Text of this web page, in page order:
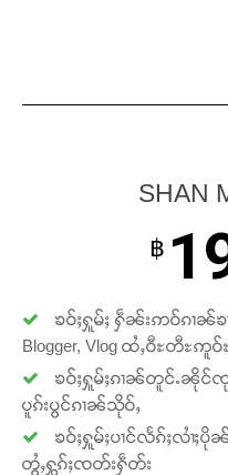
SHAN
฿
ၶဝ်ႈႁူမ်ႈ ႁဵၼ်းဢဝ်ၵၢၼ်ၶၢ
Blogger, Vlog ထႆႇဝီႊတီႊ
ၶဝ်ႈႁူမ်ႈၵၢၼ်တူင်ႉၼိုင်ၸု
ပူၵ်းပွင်ၵၢၼ်သိုဝ်ႇ
ၶဝ်ႈႁူမ်ႈပၢင်လႅၵ်ႈလၢႆႈ
တွႆႇႁွၵ်ႈၸတ်းႁဵတ်း